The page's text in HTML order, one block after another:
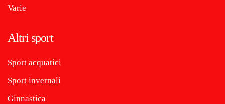
Varie
Altri sport
Sport acquatici
Sport invernali
Ginnastica